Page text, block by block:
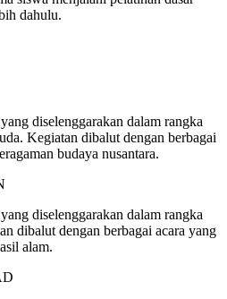
dahulu.
diselenggarakan dalam rangka
Kegiatan dibalut dengan berbagai
budaya nusantara.
diselenggarakan dalam rangka
dibalut dengan berbagai acara yang
alam.